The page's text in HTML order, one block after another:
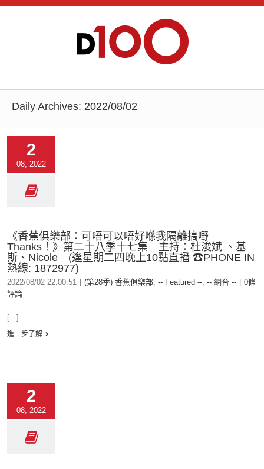
Daily Archives: 2022/08/02
2
08, 2022
《香蕉俱樂部：可唔可以唔好喺我隔離搞嘢
Thanks！》第二十八季十七集 主持：杜浚斌 、基
斯、Nicole (逢星期二四晚上10點直播 ☎PHONE IN
熱線: 1872977)
2022/08/02 22:00:51 (第28季) 香蕉俱樂部, -- Featured --, -- 網台 --
0條
評論
[...]
進一步了解
2
08, 2022